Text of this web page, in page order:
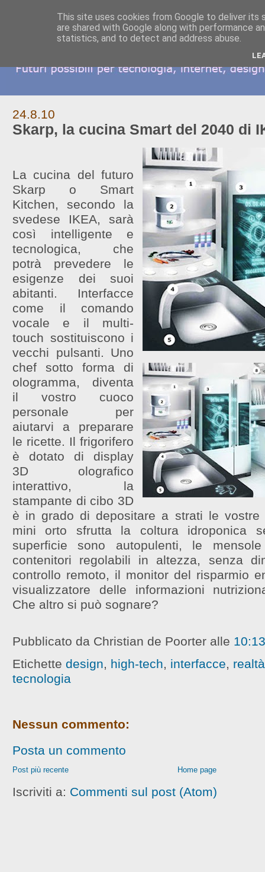
24.8.10
Skarp, la cucina Smart del 2040 di
La cucina del futuro
Skarp o Smart
Kitchen, secondo la
svedese IKEA, sarà
così intelligente e
tecnologica, che
potrà prevedere le
esigenze dei suoi
abitanti. Interfacce
come il comando
vocale e il multi-
touch sostituiscono i
vecchi pulsanti. Uno
chef sotto forma di
ologramma, diventa
il vostro cuoco
personale per
aiutarvi a preparare
le ricette. Il frigorifero
è dotato di display
3D olografico
interattivo, la
stampante di cibo 3D
è in grado di depositare a strati le vostre
mini orto sfrutta la coltura idroponica
superficie sono autopulenti, le
contenitori regolabili in altezza, senza
controllo remoto, il monitor del risparmio
visualizzatore delle informazioni
Che altro si può sognare?
Pubblicato da Christian de Poorter alle 10:13
Etichette design, high-tech, interfacce,
tecnologia
Nessun commento:
Posta un commento
Post più recente Home page
Iscriviti a: Commenti sul post (Atom)
This site uses cookies from Google to deliver its
are shared with Google along with performance
statistics, and to detect and address abuse.